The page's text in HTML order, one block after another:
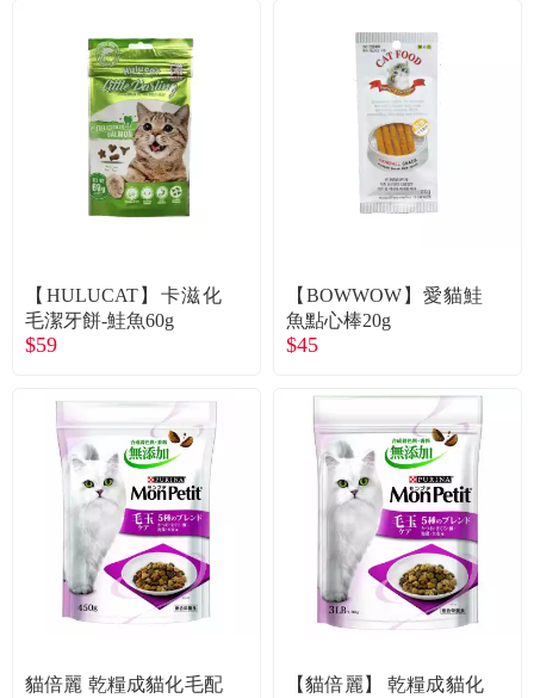
【HULUCAT】卡滋化
毛潔牙餅-鮭魚60g
$59
【BOWWOW】愛貓鮭
魚點心棒20g
$45
貓倍麗 乾糧成貓化毛配
【貓倍麗】 乾糧成貓化